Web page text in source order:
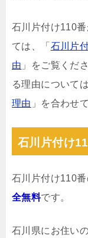
石川片付け110
ては、「 石川片
由 」をご覧くだ
る理由については
理由 」を合わせ
石川片付け
石川片付け110
全無料です。
石川県にお住い